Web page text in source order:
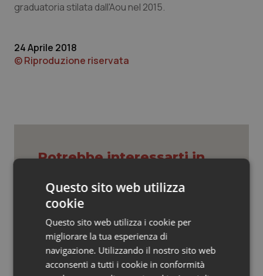
Valle D’Aosta
Veneto
Oncodermatologia
Oncoematologia
Quotidiano Oncologia
Quotidiano Pediatria
Rene & patologie urogenitali
graduatoria stilata dall'Aou nel 2015.
24 Aprile 2018
© Riproduzione riservata
Potrebbe interessarti in
nel 2025 condotti 1.530 studi, il
numero più alto degli ultimi cinque
anni
Sardegna. Scontro in Aula sulla
Questo sito web utilizza
cookie
Questo sito web utilizza i cookie per
migliorare la tua esperienza di
navigazione. Utilizzando il nostro sito web
acconsenti a tutti i cookie in conformità